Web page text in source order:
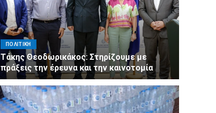
ΠΟΛΙΤΙΚΗ
Τάκης Θεοδωρικάκος: Στηρίζουμε με
πράξεις την έρευνα και την καινοτομία